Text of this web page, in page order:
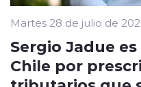
Martes 28 de julio de
Sergio Jadue
Chile por